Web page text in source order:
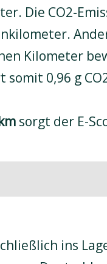
Die CO2-
Kilometer
0,96 g
sorgt der E-
ins